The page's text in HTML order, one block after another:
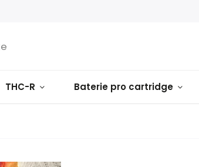
THC-R Baterie pro cartridge